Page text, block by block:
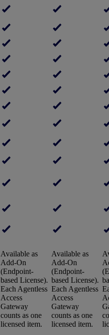
Available as
Add-On
(Endpoint-
based License).
Each Agentless
Access
Gateway
counts as one
licensed item.
Available as
Add-On
(Endpoint-
based License).
Each Agentless
Access
Gateway
counts as one
licensed item.